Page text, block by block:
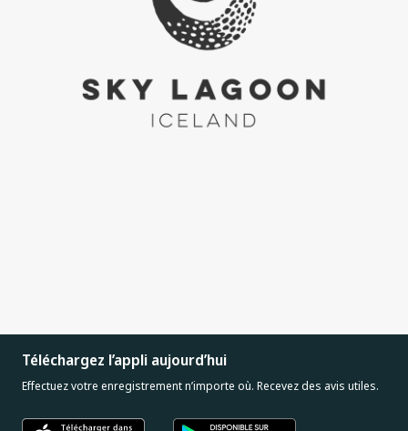
Téléchargez l’appli aujourd’hui
Effectuez votre enregistrement n’importe où. Recevez des avis utiles.